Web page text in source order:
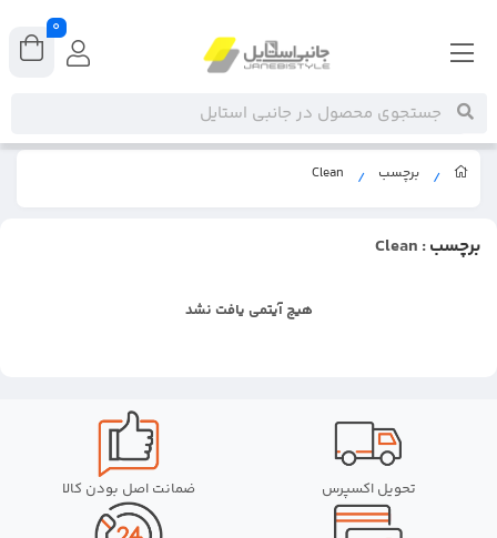
/ برچسب /
Clean
برچسب: Clean
هیچ آیتمی یافت نشد
تحویل اکسپرس ضمانت اصل بودن کالا
0